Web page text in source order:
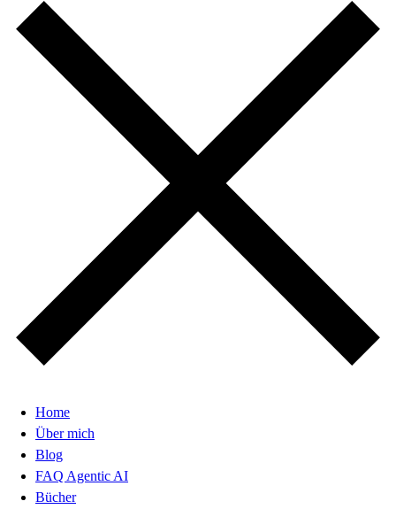
Home
Über mich
Blog
FAQ Agentic AI
Bücher